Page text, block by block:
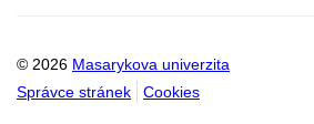
© 2026 Masarykova univerzita
Správce stránek
Cookies